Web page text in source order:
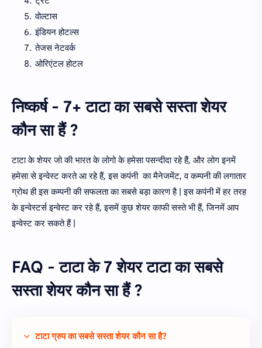
वोल्टास
इंडियन होटल्‍स
तेजस नेटवर्क
ओरिएंटल होटल
निष्कर्ष - 7+ टाटा का सबसे सस्ता शेयर
कौन सा हैं ?
टाटा के शेयर जो की भारत के लोगो के हमेसा पसन्दीदा रहे हैं, और लोग इनमें
हमेसा से इन्वेस्ट करते आ रहे हैं, इस कपंनी का मैनेजमेंट, व कम्पनी की लगातार
ग्रोथ ही इस कम्पनी की सफलता का सबसे बड़ा कारण है | इस कपंनी में हर तरह
के इन्वेस्टर्स इन्वेस्ट कर रहे हैं, इसमें कुछ शेयर काफी सस्ते भी हैं, जिनमें आप
इन्वेस्ट कर सकते हैं |
FAQ - टाटा के 7 शेयर टाटा का सबसे
सस्ता शेयर कौन सा हैं ?
टाटा ग्रुप का सबसे सस्ता शेयर कौन सा है?